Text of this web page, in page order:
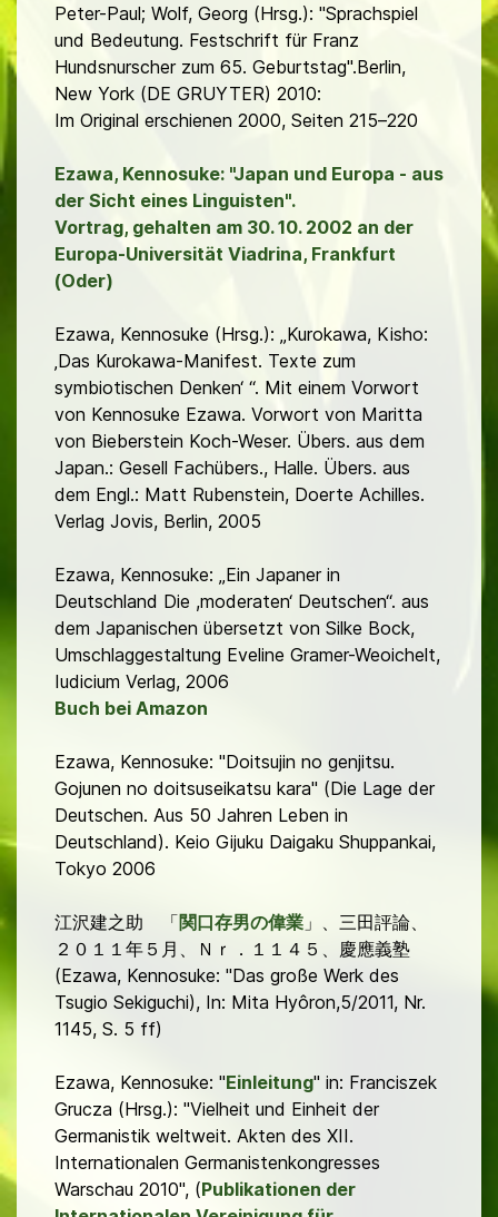
Peter-Paul; Wolf, Georg (Hrsg.): "Sprachspiel
und Bedeutung. Festschrift für Franz
Hundsnurscher zum 65. Geburtstag".Berlin,
New York (DE GRUYTER) 2010:
Im Original erschienen 2000, Seiten 215–220
Ezawa, Kennosuke: "Japan und Europa - aus
der Sicht eines Linguisten".
Vortrag, gehalten am 30. 10. 2002 an der
Europa-Universität Viadrina, Frankfurt
(Oder)
Ezawa, Kennosuke (Hrsg.): „Kurokawa, Kisho:
‚Das Kurokawa-Manifest. Texte zum
symbiotischen Denken‘ “. Mit einem Vorwort
von Kennosuke Ezawa. Vorwort von Maritta
von Bieberstein Koch-Weser. Übers. aus dem
Japan.: Gesell Fachübers., Halle. Übers. aus
dem Engl.: Matt Rubenstein, Doerte Achilles.
Verlag Jovis, Berlin, 2005
Ezawa, Kennosuke: „Ein Japaner in
Deutschland Die ,moderaten‘ Deutschen“. aus
dem Japanischen übersetzt von Silke Bock,
Umschlaggestaltung Eveline Gramer-Weoichelt,
Iudicium Verlag, 2006
Buch bei Amazon
Ezawa, Kennosuke: "Doitsujin no genjitsu.
Gojunen no doitsuseikatsu kara" (Die Lage der
Deutschen. Aus 50 Jahren Leben in
Deutschland). Keio Gijuku Daigaku Shuppankai,
Tokyo 2006
江沢建之助 「関口存男の偉業 」、三田評論、
２０１１年５月、Ｎｒ．１１４５、慶應義塾
(Ezawa, Kennosuke: "Das große Werk des
Tsugio Sekiguchi), In: Mita Hyôron,5/2011, Nr.
1145, S. 5 ff)
Ezawa, Kennosuke: "Einleitung" in: Franciszek
Grucza (Hrsg.): "Vielheit und Einheit der
Germanistik weltweit. Akten des XII.
Internationalen Germanistenkongresses
Warschau 2010", (Publikationen der